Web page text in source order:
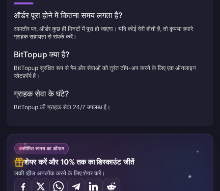
ऑर्डर पूरा होने में कितना समय लगता है?
आमतौर पर, ऑर्डर कुछ ही मिनटों में पूरा हो जाएगा। यदि कोई देरी होती है, तो कृपया हमारे
ग्राहक सहायता से संपर्क करें।
BitTopup क्या है?
BitTopup सुरक्षित रूप से गेम और सेवाओं को तुरंत टॉप-अप करने के लिए एक ऑनलाइन
प्लेटफ़ॉर्म है।
ग्राहक सेवा के घंटे?
BitTopup की ग्राहक सेवा 24/7 उपलब्ध है।
सीमित समय का ऑफर
शेयर करें और 10% तक का डिस्काउंट जीतें
लकी व्हील अनलॉक करने के लिए शेयर करें।